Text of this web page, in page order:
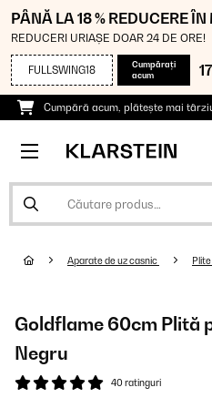
PÂNĂ LA 18 % REDUCERE
REDUCERI URIAȘE DOAR 24 DE ORE!
FULLSWING18
Cumpărați
acum
17
Cumpără acum, plătește mai
Aparate de uz casnic Plite
Goldflame 60cm Plită
Negru
40 ratinguri